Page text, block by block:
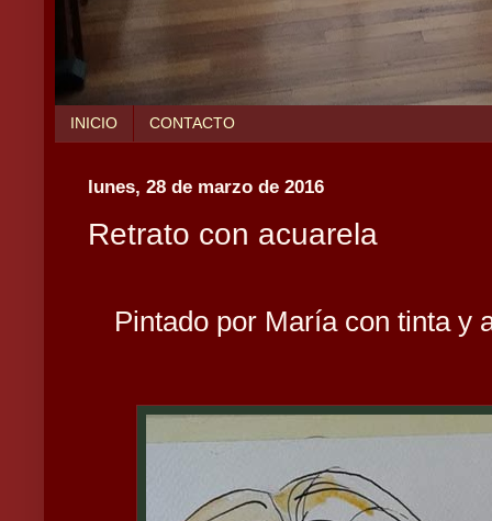
INICIO CONTACTO
lunes, 28 de marzo de 2016
Retrato con acuarela
Pintado por María con tinta y